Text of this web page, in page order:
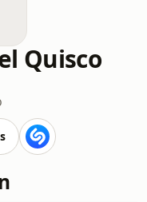
Quisco